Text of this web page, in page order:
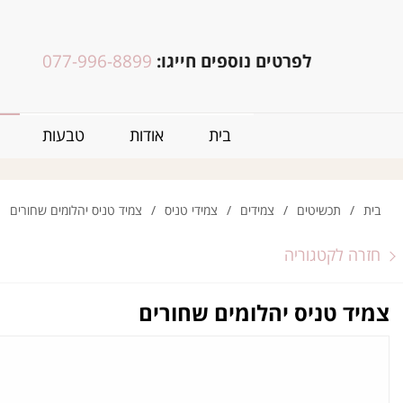
לפרטים נוספים חייגו: 077-996-8899
בית אודות טבעות
בית / תכשיטים / צמידים / צמידי טניס / צמיד טניס יהלומים שחורים
חזרה לקטגוריה
צמיד טניס יהלומים שחורים